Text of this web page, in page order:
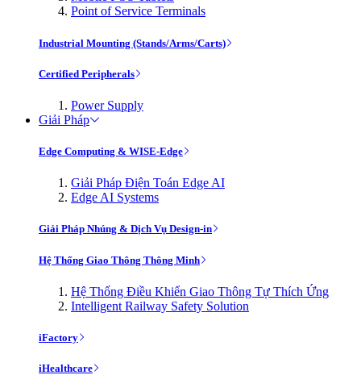
Point of Service Terminals
Industrial Mounting (Stands/Arms/Carts)
Certified Peripherals
Power Supply
Giải Pháp
Edge Computing & WISE-Edge
Giải Pháp Điện Toán Edge AI
Edge AI Systems
Giải Pháp Nhúng & Dịch Vụ Design-in
Hệ Thống Giao Thông Thông Minh
Hệ Thống Điều Khiển Giao Thông Tự Thích Ứng
Intelligent Railway Safety Solution
iFactory
iHealthcare